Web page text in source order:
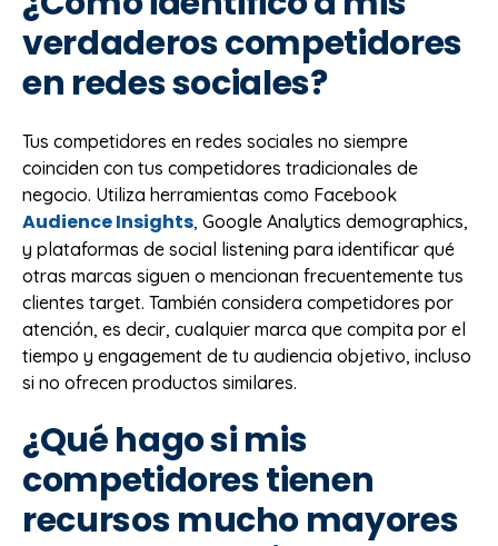
verdaderos competidores
en redes sociales?
Tus competidores en redes sociales no siempre
coinciden con tus competidores tradicionales de
negocio. Utiliza herramientas como Facebook
Audience Insights, Google Analytics demographics,
y plataformas de social listening para identificar qué
otras marcas siguen o mencionan frecuentemente tus
clientes target. También considera competidores por
atención, es decir, cualquier marca que compita por el
tiempo y engagement de tu audiencia objetivo, incluso
si no ofrecen productos similares.
¿Qué hago si mis
competidores tienen
recursos mucho mayores